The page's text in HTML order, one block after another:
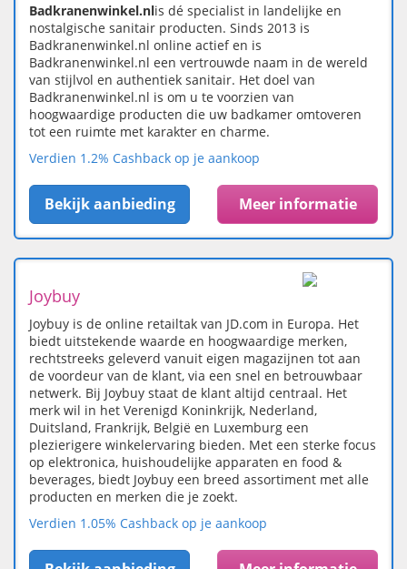
Badkranenwinkel.nlis dé specialist in landelijke en
nostalgische sanitair producten. Sinds 2013 is
Badkranenwinkel.nl online actief en is
Badkranenwinkel.nl een vertrouwde naam in de wereld
van stijlvol en authentiek sanitair. Het doel van
Badkranenwinkel.nl is om u te voorzien van
hoogwaardige producten die uw badkamer omtoveren
tot een ruimte met karakter en charme.
Verdien 1.2% Cashback op je aankoop
Bekijk aanbieding Meer informatie
Joybuy
Joybuy is de online retailtak van JD.com in Europa. Het
biedt uitstekende waarde en hoogwaardige merken,
rechtstreeks geleverd vanuit eigen magazijnen tot aan
de voordeur van de klant, via een snel en betrouwbaar
netwerk. Bij Joybuy staat de klant altijd centraal. Het
merk wil in het Verenigd Koninkrijk, Nederland,
Duitsland, Frankrijk, België en Luxemburg een
plezierigere winkelervaring bieden. Met een sterke focus
op elektronica, huishoudelijke apparaten en food &
beverages, biedt Joybuy een breed assortiment met alle
producten en merken die je zoekt.
Verdien 1.05% Cashback op je aankoop